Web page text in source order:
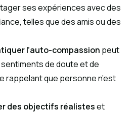
ses expériences avec des
telles que des amis ou des
l’auto-compassion peut
de doute et de
rappelant que personne n’est
des objectifs réalisteset